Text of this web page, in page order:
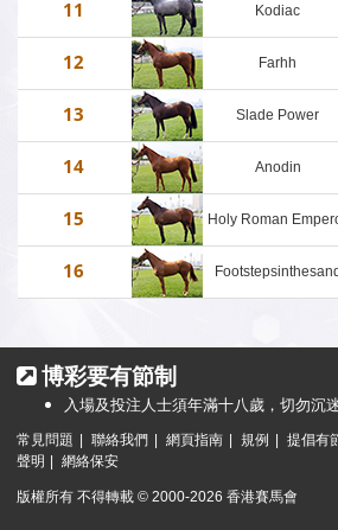
11 Kodiac
12 Farhh
13 Slade Power
14 Anodin
15 Holy Roman
16
博彩要有節制
入場及投注人士須年滿十八歲，切勿沉迷
常見問題 | 聯絡我們| 網頁指南| 規例 | 提倡有
聲明 | 網絡保安
版權所有 不得轉載 © 2000-2026 香港賽馬會